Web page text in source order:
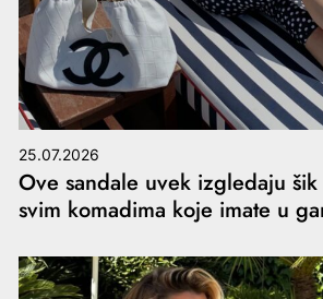
25.07.2026
Ove sandale uvek izgledaju šik
svim komadima koje imate u